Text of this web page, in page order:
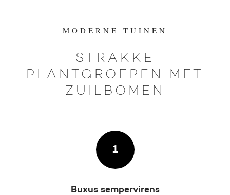
MODERNE TUINEN
STRAKKE
PLANTGROEPEN MET
ZUILBOMEN
1
Buxus sempervirens